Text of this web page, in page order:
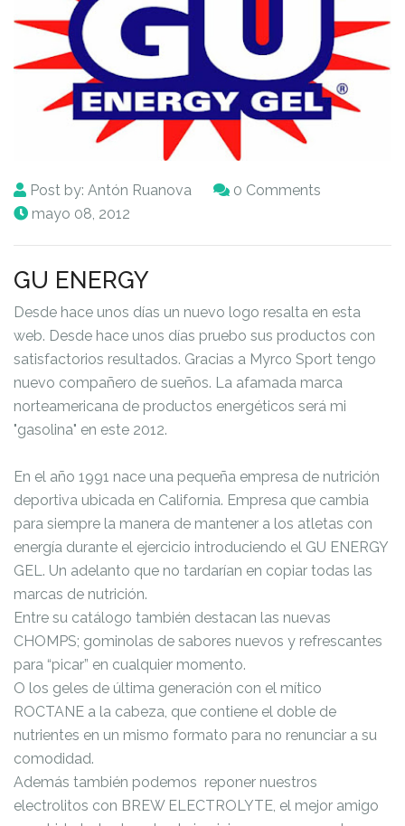
Post by: Antón Ruanova
0 Comments
mayo 08, 2012
GU ENERGY
Desde hace unos días un nuevo logo resalta en esta
web. Desde hace unos días pruebo sus productos con
satisfactorios resultados. Gracias a Myrco Sport tengo
nuevo compañero de sueños. La afamada marca
norteamericana de productos energéticos será mi
"gasolina" en este 2012.
En el año 1991 nace una pequeña empresa de nutrición
deportiva ubicada en California. Empresa que cambia
para siempre la manera de mantener a los atletas con
energía durante el ejercicio introduciendo el GU ENERGY
GEL. Un adelanto que no tardarían en copiar todas las
marcas de nutrición.
Entre su catálogo también destacan las nuevas
CHOMPS; gominolas de sabores nuevos y refrescantes
para “picar” en cualquier momento.
O los geles de última generación con el mítico
ROCTANE a la cabeza, que contiene el doble de
nutrientes en un mismo formato para no renunciar a su
comodidad.
Además también podemos reponer nuestros
electrolitos con BREW ELECTROLYTE, el mejor amigo